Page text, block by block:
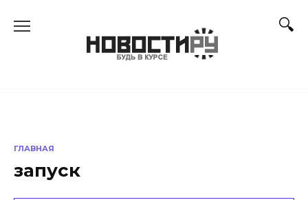
ГЛАВНАЯ
запуск